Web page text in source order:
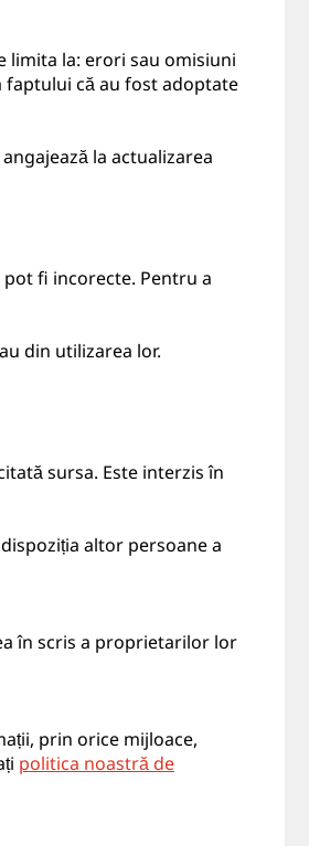
limita la: erori sau omisiuni
că au fost adoptate
la actualizarea
fi incorecte. Pentru a
din utilizarea lor.
sursa. Este interzis în
altor persoane a
în scris a proprietarilor lor
prin orice mijloace,
politica noastră de